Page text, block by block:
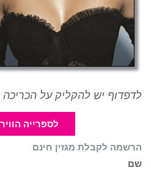
לדפדוף יש להקליק על הכריכה
לספרייה
הרשמה לקבלת מגזין חינם
שם